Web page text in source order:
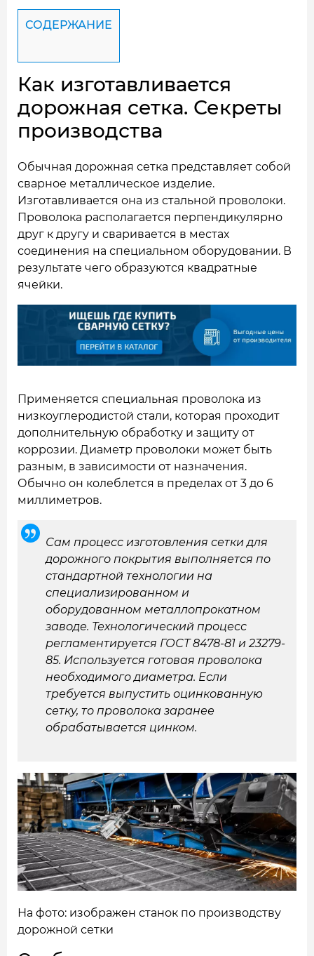
СОДЕРЖАНИЕ
Как изготавливается
дорожная сетка. Секреты
производства
Обычная дорожная сетка представляет собой
сварное металлическое изделие.
Изготавливается она из стальной проволоки.
Проволока располагается перпендикулярно
друг к другу и сваривается в местах
соединения на специальном оборудовании. В
результате чего образуются квадратные
ячейки.
Применяется специальная проволока из
низкоуглеродистой стали, которая проходит
дополнительную обработку и защиту от
коррозии. Диаметр проволоки может быть
разным, в зависимости от назначения.
Обычно он колеблется в пределах от 3 до 6
миллиметров.
Сам процесс изготовления сетки для
дорожного покрытия выполняется по
стандартной технологии на
специализированном и
оборудованном металлопрокатном
заводе. Технологический процесс
регламентируется ГОСТ 8478-81 и 23279-
85. Используется готовая проволока
необходимого диаметра. Если
требуется выпустить оцинкованную
сетку, то проволока заранее
обрабатывается цинком.
На фото: изображен станок по производству
дорожной сетки